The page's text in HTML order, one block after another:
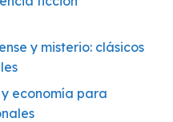
y misterio: clásicos
economía para